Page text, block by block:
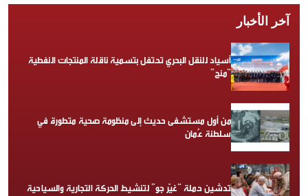
آخر الأخبار
أسياد للنقل البحري تحتفل بتسمية ناقلة المنتجات النفطية
“منح”
من أول مستشفى حديث إلى منظومة صحية متطورة في
سلطنة عُمان
تدشين حملة “غيّر جو” لتنشيط الحركة التجارية والسياحية